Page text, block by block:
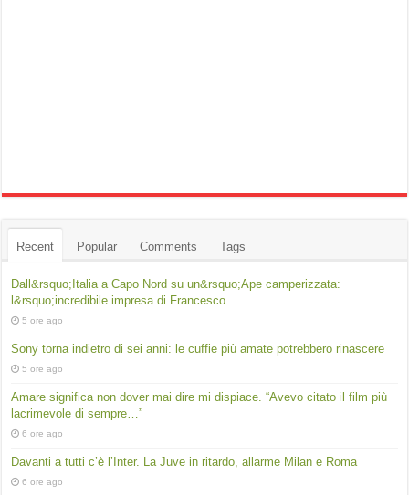
Recent Popular Comments Tags
Dall&rsquo;Italia a Capo Nord su un&rsquo;Ape camperizzata:
l&rsquo;incredibile impresa di Francesco
5 ore ago
Sony torna indietro di sei anni: le cuffie più amate potrebbero rinascere
5 ore ago
Amare significa non dover mai dire mi dispiace. “Avevo citato il film più
lacrimevole di sempre…”
6 ore ago
Davanti a tutti c’è l’Inter. La Juve in ritardo, allarme Milan e Roma
6 ore ago